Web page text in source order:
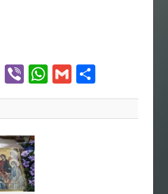
Twitter
ViberWhatsApp
Gmail